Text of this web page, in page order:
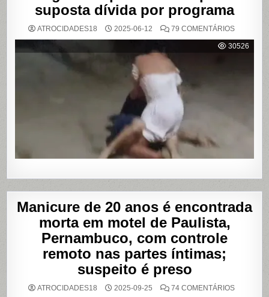
suposta dívida por programa
ATROCIDADES18 2025-06-12 79 COMENTÁRIOSEM
MOSTRA
HOMEM
30526
Manicure de 20 anos é encontrada
morta em motel de Paulista,
Pernambuco, com controle
remoto nas partes íntimas;
suspeito é preso
ATROCIDADES18 2025-09-25 74 COMENTÁRIOSEM